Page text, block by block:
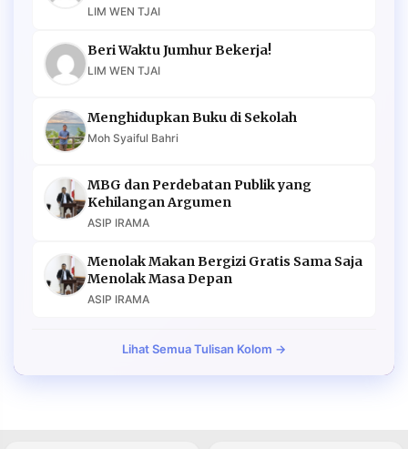
LIM WEN TJAI
Beri Waktu Jumhur Bekerja!
LIM WEN TJAI
Menghidupkan Buku di Sekolah
Moh Syaiful Bahri
MBG dan Perdebatan Publik yang
Kehilangan Argumen
ASIP IRAMA
Menolak Makan Bergizi Gratis Sama Saja
Menolak Masa Depan
ASIP IRAMA
Lihat Semua Tulisan Kolom →